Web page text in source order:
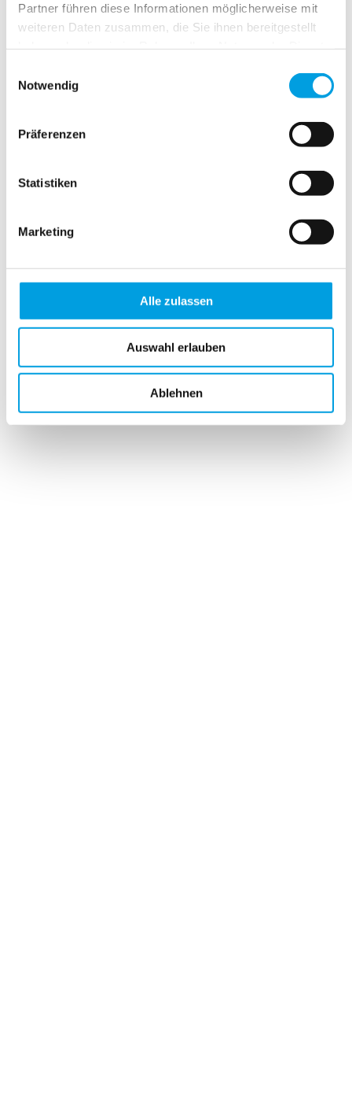
Partner führen diese Informationen möglicherweise mit
weiteren Daten zusammen, die Sie ihnen bereitgestellt
Notwendig
Präferenzen
Statistiken
Marketing
Alle zulassen
Auswahl erlauben
Ablehnen
Absolute R2 mit Trägerprofil und Seitenführung
Absolute R2 mit PVC-Klemmträgern und Seitenführung
Absolute R3 mit Halbkassette und Seitenführung
Doppelrollo 5921
Dachfenster Comfort
Bedienungsanleitung Akku-Rollo